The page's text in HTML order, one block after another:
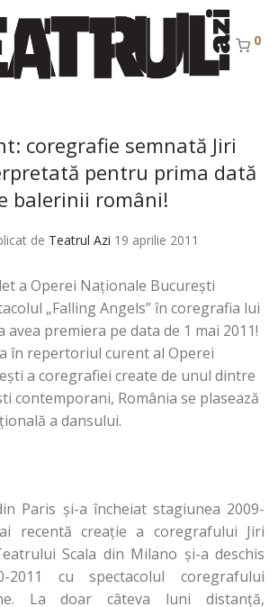
0
coregrafie semnată Jiri
pentru prima dată
balerinii români!
de Teatrul Azi 19 aprilie 2011
a Operei Naționale București
„Falling Angels” în coregrafia lui
avea premiera pe data de 1 mai 2011!
în repertoriul curent al Operei
a coregrafiei create de unul dintre
contemporani, România se plasează
a dansului.
Paris și-a încheiat stagiunea 2009-
recentă creație a coregrafului Jiri
Scala din Milano și-a deschis
2011 cu spectacolul coregrafului
La doar câteva luni distanță,